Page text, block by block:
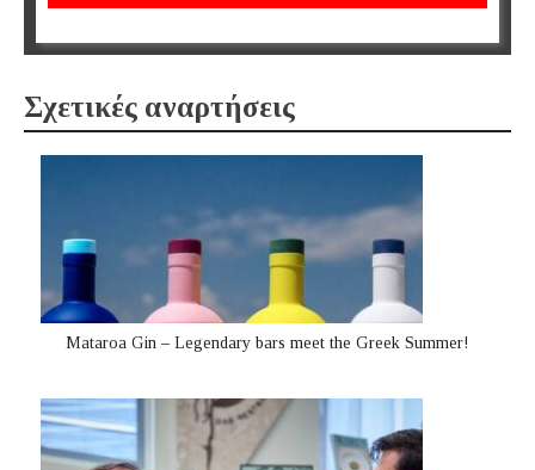
Σχετικές αναρτήσεις
Mataroa Gin – Legendary bars meet the Greek Summer!